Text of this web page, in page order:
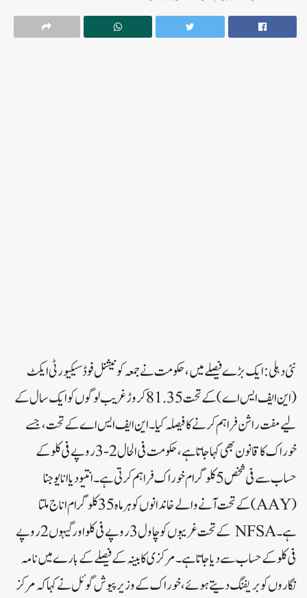
نئی دہلی: ایک بڑے فیصلے میں، حکومت نے جمعہ کو نیشنل فوڈ سیکیورٹی ایکٹ
(این ایف ایس اے) کے تحت 81.35 کروڑ غریب لوگوں کو ایک سال کے
لیے مفت راشن فراہم کرنے کا فیصلہ کیا ۔ این ایف ایس اے کے تحت ، جسے
خوراک کا قانون بھی کہا جاتا ہے، حکومت فی الحال 2-3 روپے فی کلو کے
حساب سے فی شخص 5 کلو گرام خوراک فراہم کرتی ہے۔ انتیودیا انا یوجنا
(AAY)کے تحت آنے والے خاندانوں کو ہر ماہ 35 کلو گرام اناج ملتا
ہے۔ NFSA کے تحت غریبوں کو چاول 3 روپے فی کلو اور گیہوں 2 روپے
فی کلو کے حساب سے دیا جاتا ہے۔ مرکزی کابینہ کے فیصلے کے بارے میں نامہ
نگاروں کو بریفنگ دیتے ہوئے ، خوراک کے وزیر پیوش گوئل نے کہا کہ مرکز